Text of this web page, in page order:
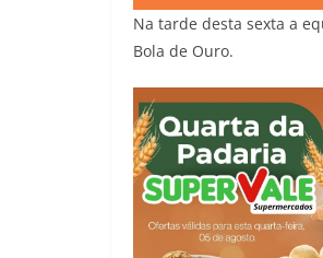
Na tarde desta sexta a
Bola de Ouro.